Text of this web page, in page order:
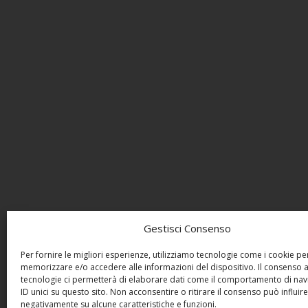
Gestisci Consenso
Per fornire le migliori esperienze, utilizziamo tecnologie come i cookie
memorizzare e/o accedere alle informazioni del dispositivo. Il consenso
tecnologie ci permetterà di elaborare dati come il comportamento di
ID unici su questo sito. Non acconsentire o ritirare il consenso può influire
negativamente su alcune caratteristiche e funzioni.